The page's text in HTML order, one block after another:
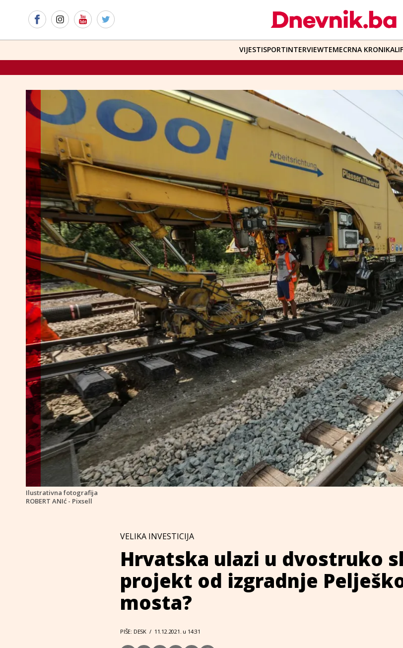
VIJESTISPORTINTERVIEWTEMECRNA KRONIKA
Ilustrativna fotografija
ROBERT ANIć - Pixsell
VELIKA INVESTICIJA
Hrvatska ulazi u dvostruko
projekt od izgradnje
mosta?
PIŠE: DESK / 11.12.2021. u 14:31